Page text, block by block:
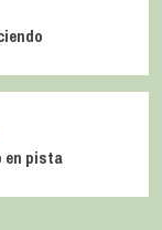
en pista